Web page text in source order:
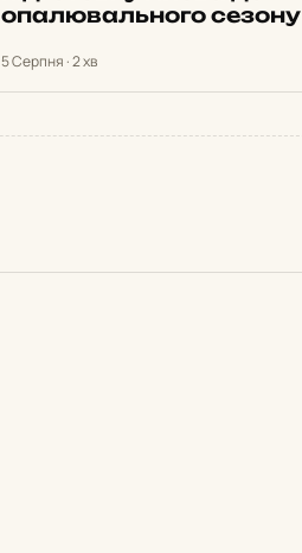
опалювального сезону
5 Серпня · 2 хв